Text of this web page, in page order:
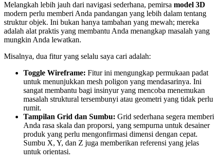
Melangkah lebih jauh dari navigasi sederhana, pemirsa model 3D
modern perlu memberi Anda pandangan yang lebih dalam tentang
struktur objek. Ini bukan hanya tambahan yang mewah; mereka
adalah alat praktis yang membantu Anda menangkap masalah yang
mungkin Anda lewatkan.
Misalnya, dua fitur yang selalu saya cari adalah:
Toggle Wireframe: Fitur ini mengungkap permukaan padat
untuk menunjukkan mesh poligon yang mendasarinya. Ini
sangat membantu bagi insinyur yang mencoba menemukan
masalah struktural tersembunyi atau geometri yang tidak perlu
rumit.
Tampilan Grid dan Sumbu: Grid sederhana segera memberi
Anda rasa skala dan proporsi, yang sempurna untuk desainer
produk yang perlu mengonfirmasi dimensi dengan cepat.
Sumbu X, Y, dan Z juga memberikan referensi yang jelas
untuk orientasi.